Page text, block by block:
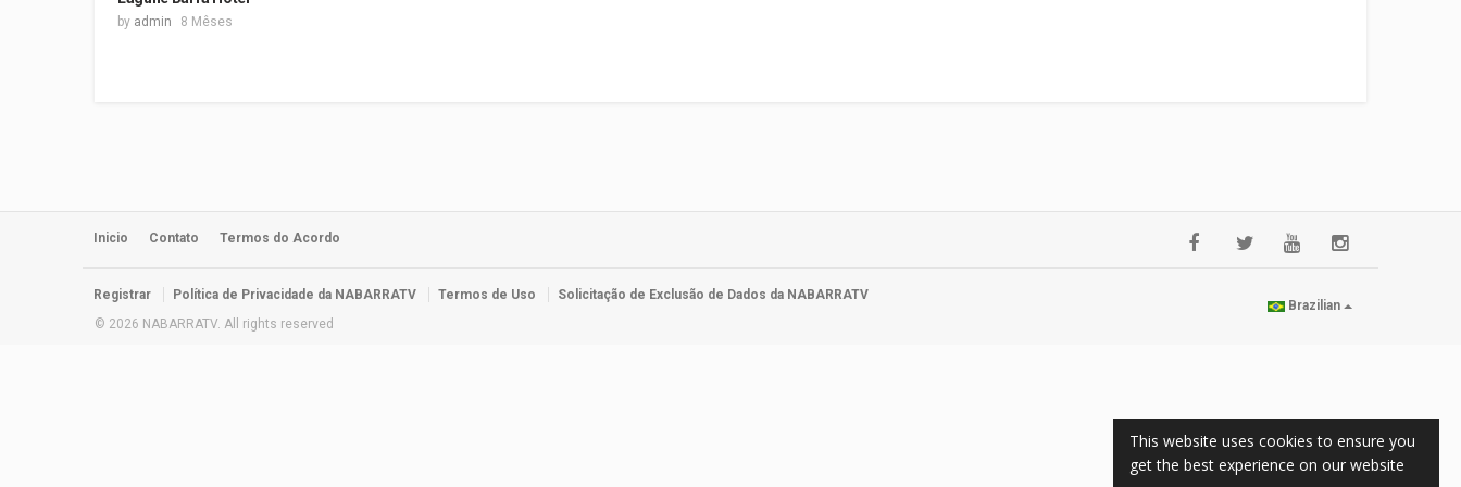
This website uses cookies to ensure you
get the best experience on our website
by admin 8 Mêses
Inicio Contato Termos do Acordo
Registrar Política de Privacidade da NABARRATV Termos de Uso
Solicitação de Exclusão de Dados da NABARRATV
© 2026 NABARRATV. All rights reserved
Brazilian